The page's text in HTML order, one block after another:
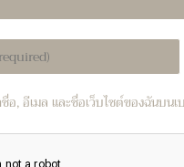
อ, อีเมล และชื่อเว็บไซต์ของฉันบน